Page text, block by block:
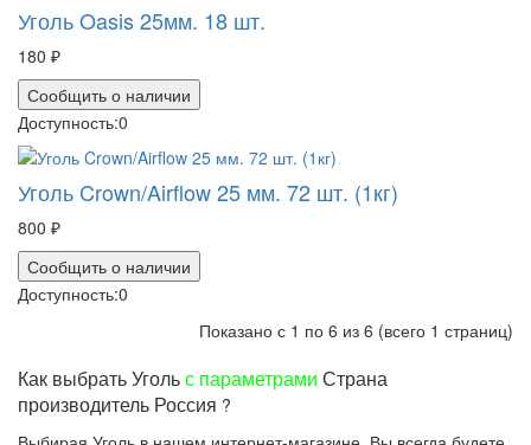
Уголь Oasis 25мм. 18 шт.
180 ₽
Сообщить о наличии
Доступность:0
Уголь Crown/Airflow 25 мм. 72 шт. (1кг)
800 ₽
Сообщить о наличии
Доступность:0
Показано с 1 по 6 из 6 (всего 1 страниц)
Как выбрать Угольс параметрами Страна
производитель Россия ?